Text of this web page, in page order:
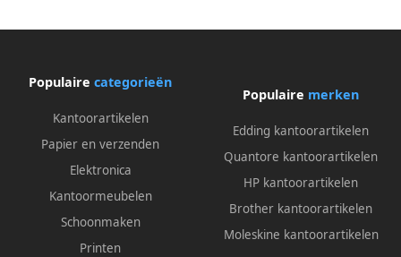
Populaire categorieën
Kantoorartikelen
Papier en verzenden
Elektronica
Kantoormeubelen
Schoonmaken
Printen
Populaire merken
Edding kantoorartikelen
Quantore kantoorartikelen
HP kantoorartikelen
Brother kantoorartikelen
Moleskine kantoorartikelen